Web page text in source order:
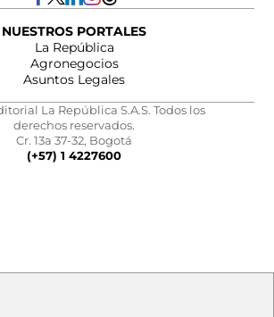
NUESTROS PORTALES
La República
Agronegocios
Asuntos Legales
La República S.A.S. Todos los
derechos reservados.
Cr. 13a 37-32, Bogotá
(+57) 1 4227600